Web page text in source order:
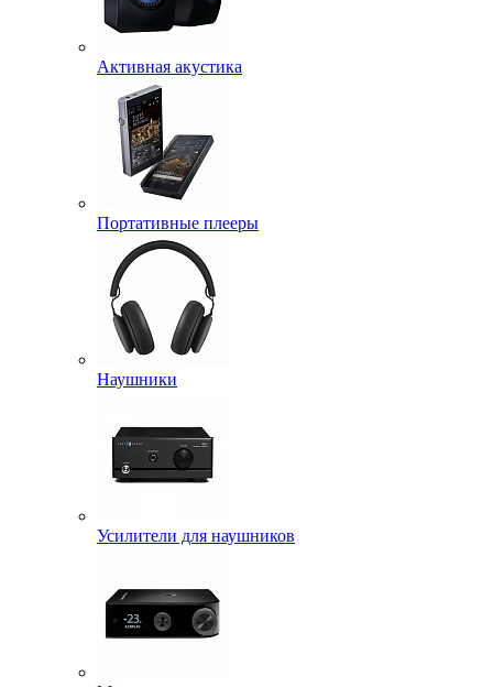
Активная акустика
Портативные плееры
Наушники
Усилители для наушников